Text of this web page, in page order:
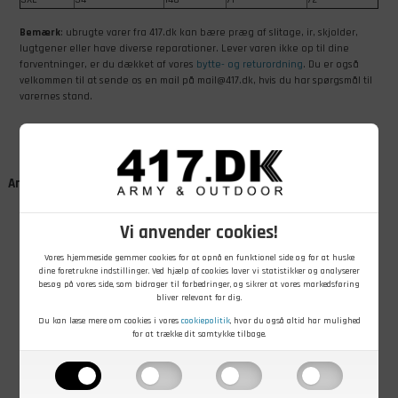
Vi anvender cookies!
Vores hjemmeside gemmer cookies for at opnå en funktionel side og for at huske
dine foretrukne indstillinger. Ved hjælp af cookies laver vi statistikker og analyserer
besøg på vores side, som bidrager til forbedringer, og sikrer at vores markedsføring
bliver relevant for dig.
Du kan læse mere om cookies i vores cookiepolitik, hvor du også altid har mulighed
for at trække dit samtykke tilbage.
Bemærk: ubrugte varer fra 417.dk kan bære præg af slitage, ir, skjolder,
lugtgener eller have diverse reparationer. Lever varen ikke op til dine
forventninger, er du dækket af vores bytte- og returordning. Du er også
velkommen til at sende os en mail på mail@417.dk, hvis du har spørgsmål til
varernes stand.
Andre kunder købte også
Field pants
camouflage
39,00 DKK
med læderkant,
Uld, Rød, Brugt
brandhjelm med
rem